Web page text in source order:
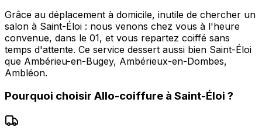
Grâce au déplacement à domicile, inutile de chercher un
salon à Saint-Éloi : nous venons chez vous à l'heure
convenue, dans le 01, et vous repartez coiffé sans
temps d'attente. Ce service dessert aussi bien Saint-Éloi
que Ambérieu-en-Bugey, Ambérieux-en-Dombes,
Ambléon.
Pourquoi choisir Allo-coiffure à Saint-Éloi ?